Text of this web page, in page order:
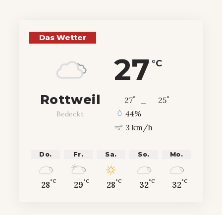
Das Wetter
27 °C
Rottweil
Bedeckt
27° 25°
44%
3 km/h
Do.
28°C
Fr.
29°C
Sa.
28°C
So.
32°C
Mo.
32°C